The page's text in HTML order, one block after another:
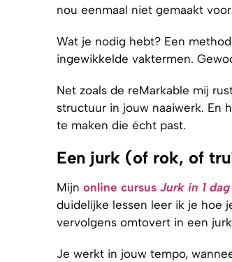
nou eenmaal niet gemaakt
Wat je nodig hebt? Een
ingewikkelde vaktermen.
Net zoals de reMarkable mij
structuur in jouw naaiwerk. En
te maken die écht past.
Een jurk (of rok, of
Mijn online cursus Jurk in 1 dag
duidelijke lessen leer ik je hoe
vervolgens omtovert in een
Je werkt in jouw tempo,